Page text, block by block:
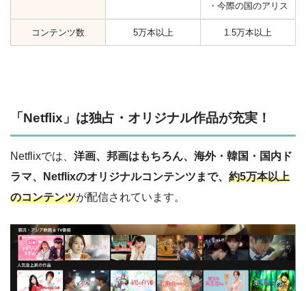
・今際の国のアリス
コンテンツ数 5万本以上 1.5万本以上
「Netflix」は独占・オリジナル作品が充実！
Netflixでは、 洋画、邦画はもちろん、海外・韓国・国内ド
ラマ、Netflixのオリジナルコンテンツまで、 約5万本以上
のコンテンツが配信されています。